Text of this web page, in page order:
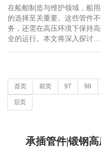
在船舶制造与维护领域，船
的选择至关重要。这些管件
务，还需在高压环境下保持
全的运行。本文将深入探讨…
首页 前页 97 98
后页
承插管件|锻钢